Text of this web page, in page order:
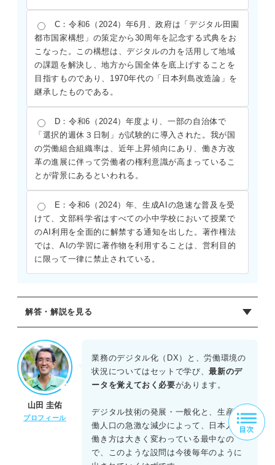
C：令和6（2024）年6月、政府は「デジタル田園
都市国家構想」の策定から30周年を記念する式典をお
こなった。この構想は、デジタルの力を活用して地域
の課題を解決し、地方から国全体を底上げすることを
目指すものであり、1970年代の「日本列島改造論」を
継承したものである。
D：令和6（2024）年度より、一部の自治体で
「選択的週休３日制」が試験的に導入された。我が国
の労働組合組織率は、近年上昇傾向にあり、働き方改
革の進展に伴って労働者の権利意識が高まっているこ
とが背景にあるといわれる。
E：令和6（2024）年、生成AIの急速な普及を受
けて、文部科学省はすべての小中学校において授業で
のAI利用を全面的に解禁する通知を出した。著作権法
では、AIの学習に著作物を利用することは、営利目的
に限って一律に禁止されている。
解答・解説を見る
正解：A
Aは妥当。物流・建設分野などへの残業規制適用は「2024
年問題」として知られる。労働基準法の原則的な労働時間
の記述も正しい。
Bは不適切。マイナンバーカードの取得は任意であり、義務
ではない。
Cは不適切。同構想は岸田政権下（2021年〜）で進められ
たものであり、30周年ではない。
Dは不適切。労働組合組織率は、近年長期的な低下傾向にあ
山田 圭佑
プロフィール
業務のデジタル化（DX）と、労働環境の
状況についてはセットで学び、最新のデ
ータを覚えておく必要があります。
デジタル技術の発展・一般化と、生産労
働人口の急激な減少によって、日本人の
働き方は大きく変わっている最中なの
で、このような設問は今後毎年のように